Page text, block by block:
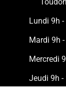
Lundi 9h -
Mardi 9h
Mercredi
Jeudi 9h -